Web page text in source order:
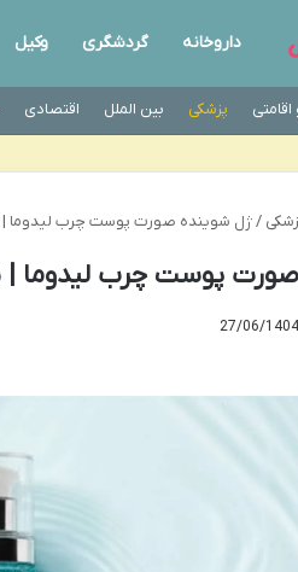
داروخانه گردشگری وکیل
پزشکی بین الملل اقتصادی
/ ژل شوینده صورت پوست چرب لیدوما
پوست چرب لیدوما